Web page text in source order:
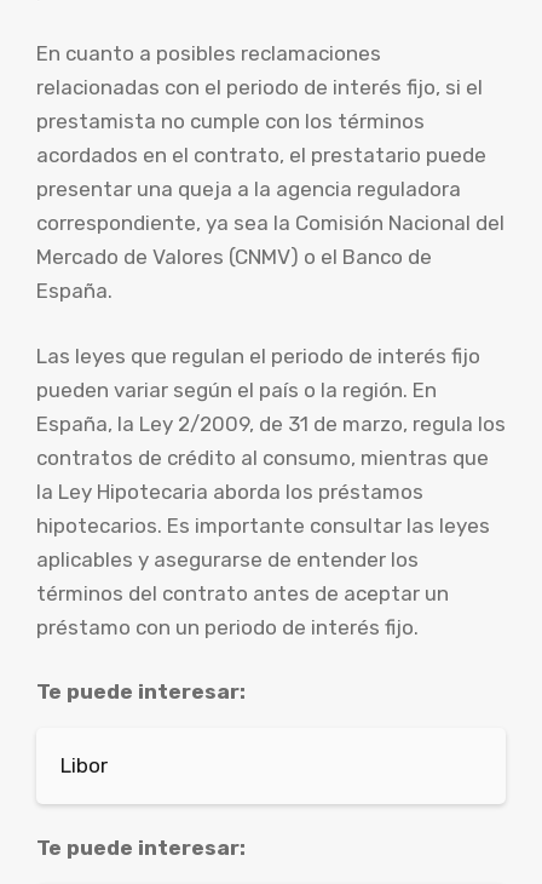
En cuanto a posibles reclamaciones
relacionadas con el periodo de interés fijo, si el
prestamista no cumple con los términos
acordados en el contrato, el prestatario puede
presentar una queja a la agencia reguladora
correspondiente, ya sea la Comisión Nacional del
Mercado de Valores (CNMV) o el Banco de
España.
Las leyes que regulan el periodo de interés fijo
pueden variar según el país o la región. En
España, la Ley 2/2009, de 31 de marzo, regula los
contratos de crédito al consumo, mientras que
la Ley Hipotecaria aborda los préstamos
hipotecarios. Es importante consultar las leyes
aplicables y asegurarse de entender los
términos del contrato antes de aceptar un
préstamo con un periodo de interés fijo.
Te puede interesar:
Libor
Te puede interesar: